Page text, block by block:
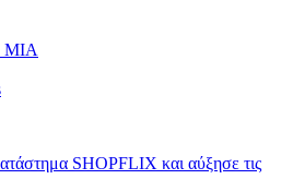
ΜΙΑ
SHOPFLIX και αύξησε τις